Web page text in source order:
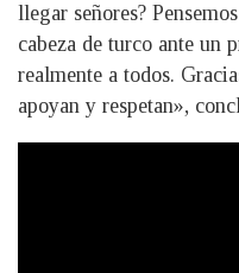
llegar señores?
cabeza de turco ante un
realmente a todos.
apoyan y respetan»,